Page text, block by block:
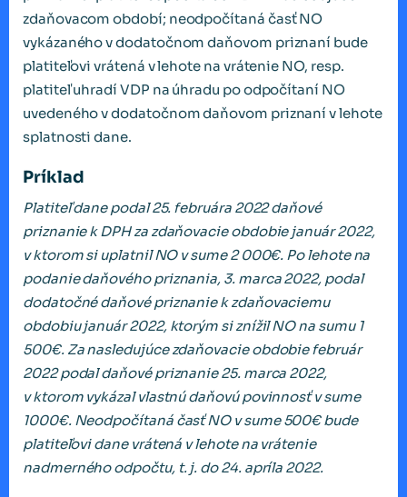
zdaňovacom období; neodpočítaná časť NO
vykázaného v dodatočnom daňovom priznaní bude
platiteľovi vrátená v lehote na vrátenie NO, resp.
platiteľ uhradí VDP na úhradu po odpočítaní NO
uvedeného v dodatočnom daňovom priznaní v lehote
splatnosti dane.
Príklad
Platiteľ dane podal 25. februára 2022 daňové
priznanie k DPH za zdaňovacie obdobie január 2022,
v ktorom si uplatnil NO v sume 2 000€. Po lehote na
podanie daňového priznania, 3. marca 2022, podal
dodatočné daňové priznanie k zdaňovaciemu
obdobiu január 2022, ktorým si znížil NO na sumu 1
500€. Za nasledujúce zdaňovacie obdobie február
2022 podal daňové priznanie 25. marca 2022,
v ktorom vykázal vlastnú daňovú povinnosť v sume
1000€. Neodpočítaná časť NO v sume 500€ bude
platiteľovi dane vrátená v lehote na vrátenie
nadmerného odpočtu, t. j. do 24. apríla 2022.